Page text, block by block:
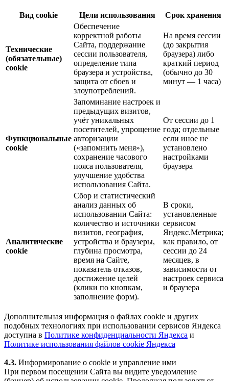
Вид cookie Цели использования Срок хранения
Технические
(обязательные)
cookie
Обеспечение
корректной работы
Сайта, поддержание
сессии пользователя,
определение типа
браузера и устройства,
защита от сбоев и
злоупотреблений.
На время сессии
(до закрытия
браузера) либо
краткий период
(обычно до 30
минут — 1 часа)
Функциональные
cookie
Запоминание настроек и
предыдущих визитов,
учёт уникальных
посетителей, упрощение
авторизации
(«запомнить меня»),
сохранение часового
пояса пользователя,
улучшение удобства
использования Сайта.
От сессии до 1
года; отдельные
если иное не
установлено
настройками
браузера
Аналитические
cookie
Сбор и статистический
анализ данных об
использовании Сайта:
количество и источники
визитов, география,
устройства и браузеры,
глубина просмотра,
время на Сайте,
показатель отказов,
достижение целей
(клики по кнопкам,
заполнение форм).
В сроки,
установленные
сервисом
Яндекс.Метрика;
как правило, от
сессии до 24
месяцев, в
зависимости от
настроек сервиса
и браузера
Дополнительная информация о файлах cookie и других
подобных технологиях при использовании сервисов Яндекса
доступна в Политике конфиденциальности Яндекса и
Политике использования файлов cookie Яндекса
4.3. Информирование о cookie и управление ими
При первом посещении Сайта вы видите уведомление